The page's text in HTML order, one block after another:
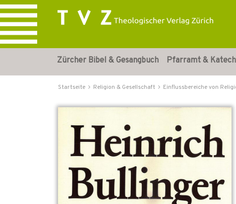
Zürcher Bibel & Gesangbuch Pfarramt &
Startseite Religion & Gesellschaft Einflussbereiche von